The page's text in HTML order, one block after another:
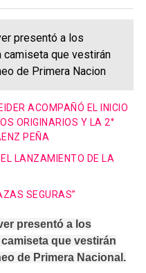
presentó a los
camiseta que vestirán
de Primera Nacion
ACOMPAÑÓ EL INICIO
ORIGINARIOS Y LA 2°
PEÑA
LANZAMIENTO DE LA
SEGURAS”
presentó a los
que vestirán
de Primera Nacional.